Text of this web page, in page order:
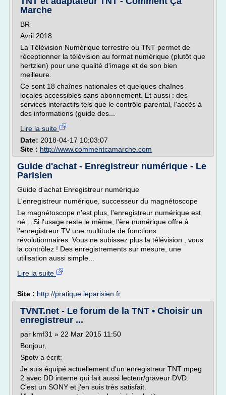
Marche
BR
Avril 2018
La Télévision Numérique terrestre ou TNT permet de
réceptionner la télévision au format numérique (plutôt que
hertzien) pour une qualité d'image et de son bien
meilleure.
Ce sont 18 chaînes nationales et quelques chaînes
locales accessibles sans abonnement. Et aussi : des
services interactifs tels que le contrôle parental, l'accès à
des informations (guide des...
Lire la suite
Date: 2018-04-17 10:03:07
Site : http://www.commentcamarche.com
Guide d'achat - Enregistreur numérique - Le
Parisien
Guide d'achat Enregistreur numérique
L'enregistreur numérique, successeur du magnétoscope
Le magnétoscope n'est plus, l'enregistreur numérique est
né... Si l'usage reste le même, l'ère numérique offre à
l'enregistreur TV une multitude de fonctions
révolutionnaires. Vous ne subissez plus la télévision , vous
la contrôlez ! Des enregistrements sur mesure, une
utilisation aussi simple...
Lire la suite
Site : http://pratique.leparisien.fr
TVNT.net - Le forum de la TNT • Choisir un
enregistreur ...
par kmf31 » 22 Mar 2015 11:50
Bonjour,
Spotv a écrit:
Je suis équipé actuellement d'un enregistreur TNT mpeg
2 avec DD interne qui fait aussi lecteur/graveur DVD.
C'est un SONY et j'en suis très satisfait.